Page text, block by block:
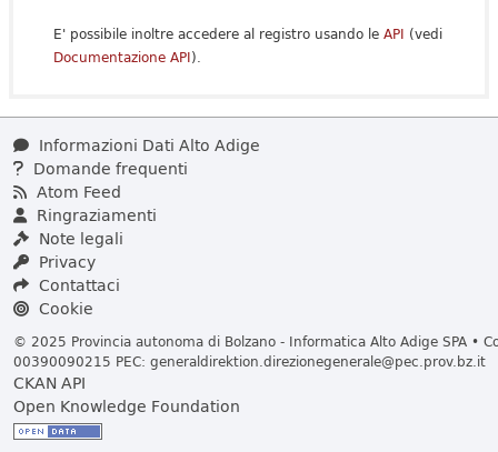
E' possibile inoltre accedere al registro usando le API (vedi
Documentazione API).
Informazioni Dati Alto Adige
Domande frequenti
Atom Feed
Ringraziamenti
Note legali
Privacy
Contattaci
Cookie
© 2025 Provincia autonoma di Bolzano - Informatica Alto Adige SPA •
00390090215 PEC: generaldirektion.direzionegenerale@pec.prov.bz.it
CKAN API
Open Knowledge Foundation